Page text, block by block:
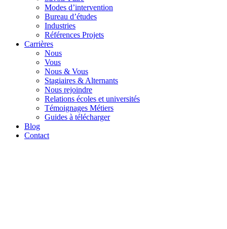
Modes d’intervention
Bureau d’études
Industries
Références Projets
Carrières
Nous
Vous
Nous & Vous
Stagiaires & Alternants
Nous rejoindre
Relations écoles et universités
Témoignages Métiers
Guides à télécharger
Blog
Contact